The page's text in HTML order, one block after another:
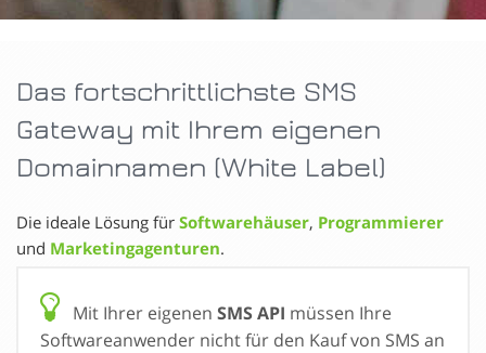
Das fortschrittlichste SMS
Gateway mit Ihrem eigenen
Domainnamen (White Label)
Die ideale Lösung für Softwarehäuser, Programmierer
und Marketingagenturen.
Mit Ihrer eigenen SMS API müssen Ihre
Softwareanwender nicht für den Kauf von SMS an